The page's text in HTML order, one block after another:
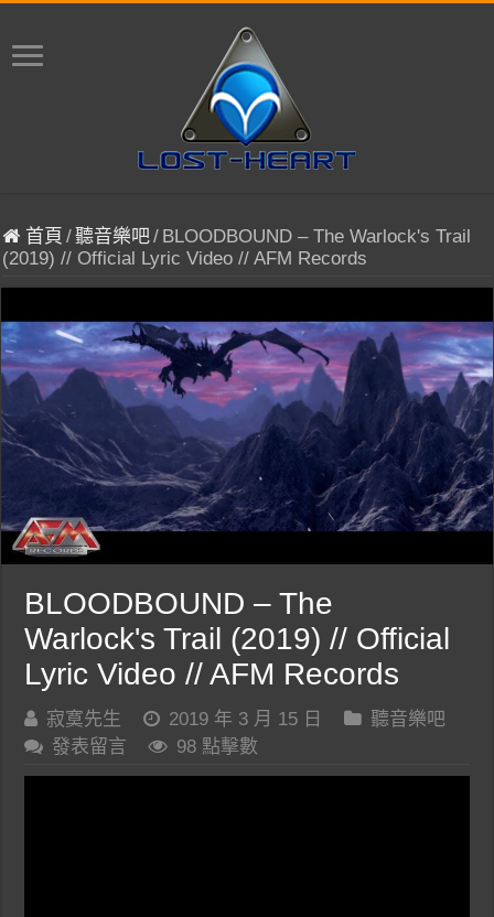
首頁 /聽音樂吧/ BLOODBOUND – The Warlock's Trail
(2019) // Official Lyric Video // AFM Records
BLOODBOUND – The
Warlock's Trail (2019) // Official
Lyric Video // AFM Records
寂寞先生 2019 年 3 月 15 日
聽音樂吧
發表留言
98 點擊數